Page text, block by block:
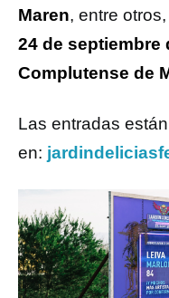
Maren, entre
24 de septiembre
Complutense de
Las entradas
en: